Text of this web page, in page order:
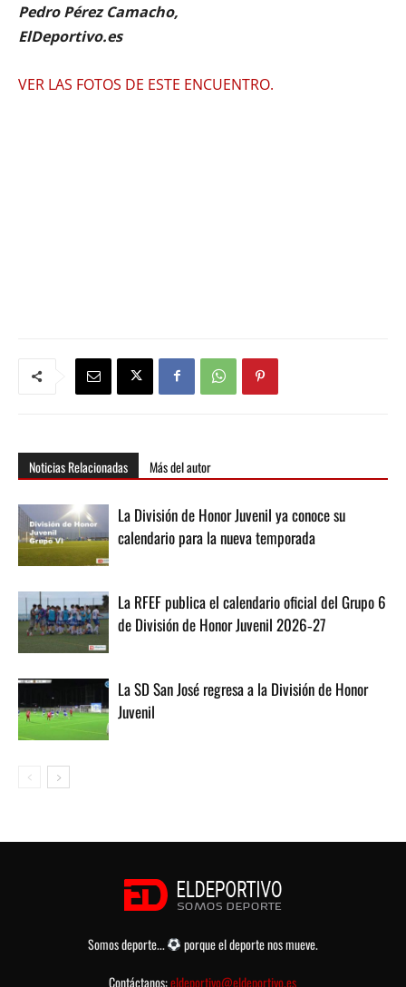
Pedro Pérez Camacho,
ElDeportivo.es
VER LAS FOTOS DE ESTE ENCUENTRO.
Noticias Relacionadas Más del autor
La División de Honor Juvenil ya conoce su
calendario para la nueva temporada
La RFEF publica el calendario oficial del Grupo 6
de División de Honor Juvenil 2026‑27
La SD San José regresa a la División de Honor
Juvenil
Somos deporte...
porque el deporte nos mueve.
Contáctanos:eldeportivo@eldeportivo.es